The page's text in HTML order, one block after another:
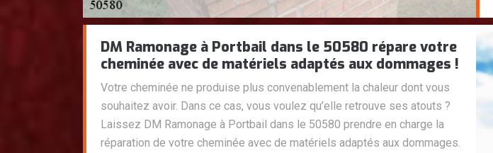
DM Ramonage à Portbail dans le 50580 répare votre
cheminée avec de matériels adaptés aux dommages !
Votre cheminée ne produise plus convenablement la chaleur dont vous
souhaitez avoir. Dans ce cas, vous voulez qu’elle retrouve ses atouts ?
Laissez DM Ramonage à Portbail dans le 50580 prendre en charge la
réparation de votre cheminée avec de matériels adaptés aux dommages.